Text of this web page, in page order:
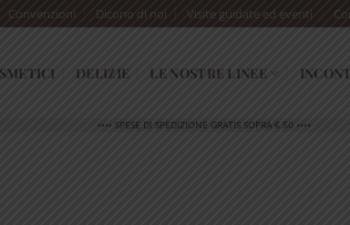
Convenzioni Dicono di noi Visite guidate ed eventi
DELIZIE LE NOSTRE LINEE
•••• SPESE DI SPEDIZIONE GRATIS SOPRA € 50 ••••